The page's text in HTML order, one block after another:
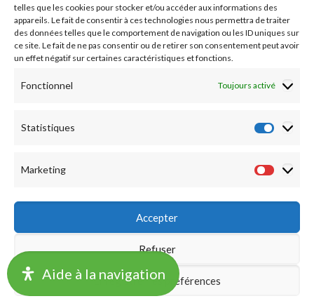
telles que les cookies pour stocker et/ou accéder aux informations des
appareils. Le fait de consentir à ces technologies nous permettra de traiter
des données telles que le comportement de navigation ou les ID uniques sur
ce site. Le fait de ne pas consentir ou de retirer son consentement peut avoir
un effet négatif sur certaines caractéristiques et fonctions.
Fonctionnel Toujours activé
Statistiques
Marketing
Accepter
Refuser
Enregistrer les préférences
Nos essais cliniques
Ecoles paramédicales
Mentions légales
Financière|Délégations de signature
Aide à la navigation